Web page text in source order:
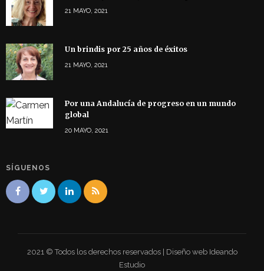
21 MAYO, 2021
Un brindis por 25 años de éxitos
21 MAYO, 2021
Por una Andalucía de progreso en un mundo
global
20 MAYO, 2021
SÍGUENOS
2021 © Todos los derechos reservados | Diseño web Ideando
Estudio